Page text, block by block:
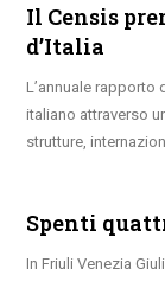
Il Censis
d’Italia
L’annuale
italiano attraverso
strutture,
Spenti
In Friuli Venezia